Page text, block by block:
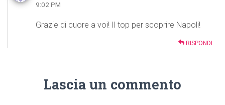
9:02 PM
Grazie di cuore a voi! Il top per scoprire Napoli!
RISPONDI
Lascia un commento